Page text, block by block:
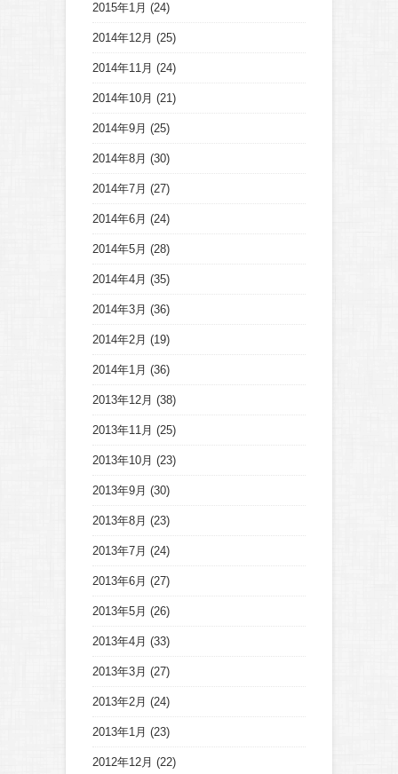
2015年1月 (24)
2014年12月 (25)
2014年11月 (24)
2014年10月 (21)
2014年9月 (25)
2014年8月 (30)
2014年7月 (27)
2014年6月 (24)
2014年5月 (28)
2014年4月 (35)
2014年3月 (36)
2014年2月 (19)
2014年1月 (36)
2013年12月 (38)
2013年11月 (25)
2013年10月 (23)
2013年9月 (30)
2013年8月 (23)
2013年7月 (24)
2013年6月 (27)
2013年5月 (26)
2013年4月 (33)
2013年3月 (27)
2013年2月 (24)
2013年1月 (23)
2012年12月 (22)